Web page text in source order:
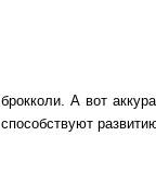
брокколи. А вот
способствуют